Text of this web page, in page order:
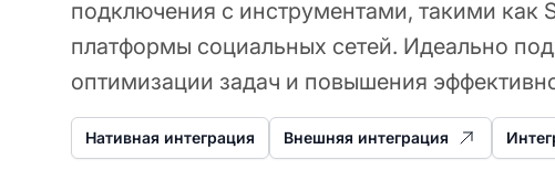
подключения с инструментами, такими как
платформы социальных сетей. Идеально
оптимизации задач и повышения
Нативная интеграция Внешняя интеграция